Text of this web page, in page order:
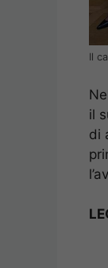
Il
il
di